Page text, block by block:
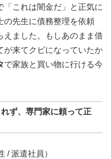
これは闇金だ」と正気に
の先生に債務整理を依頼
えました。もしあのまま借
が来てクビになっていたか
で家族と買い物に行ける今
ず、専門家に頼って正
/ 派遣社員）